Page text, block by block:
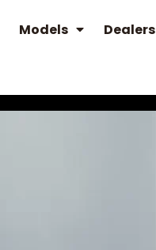
Models Dealers